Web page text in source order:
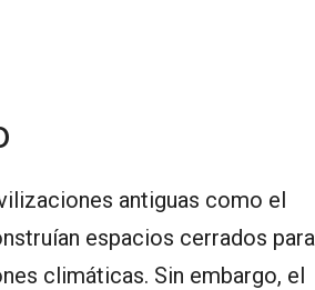
antiguas como el
espacios cerrados para
climáticas. Sin embargo, el